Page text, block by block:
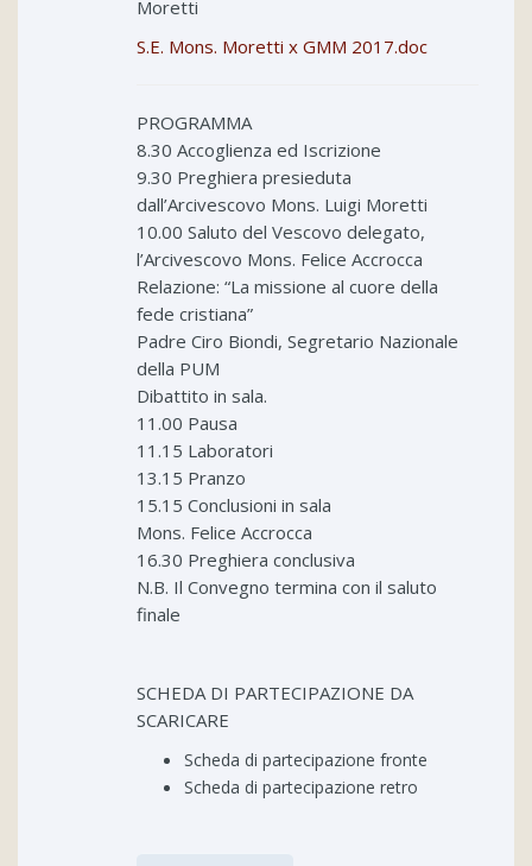
Moretti
S.E. Mons. Moretti x GMM 2017.doc
PROGRAMMA
8.30 Accoglienza ed Iscrizione
9.30 Preghiera presieduta
dall’Arcivescovo Mons. Luigi Moretti
10.00 Saluto del Vescovo delegato,
l’Arcivescovo Mons. Felice Accrocca
Relazione: “La missione al cuore della
fede cristiana”
Padre Ciro Biondi, Segretario Nazionale
della PUM
Dibattito in sala.
11.00 Pausa
11.15 Laboratori
13.15 Pranzo
15.15 Conclusioni in sala
Mons. Felice Accrocca
16.30 Preghiera conclusiva
N.B. Il Convegno termina con il saluto
finale
SCHEDA DI PARTECIPAZIONE DA
SCARICARE
Scheda di partecipazione fronte
Scheda di partecipazione retro